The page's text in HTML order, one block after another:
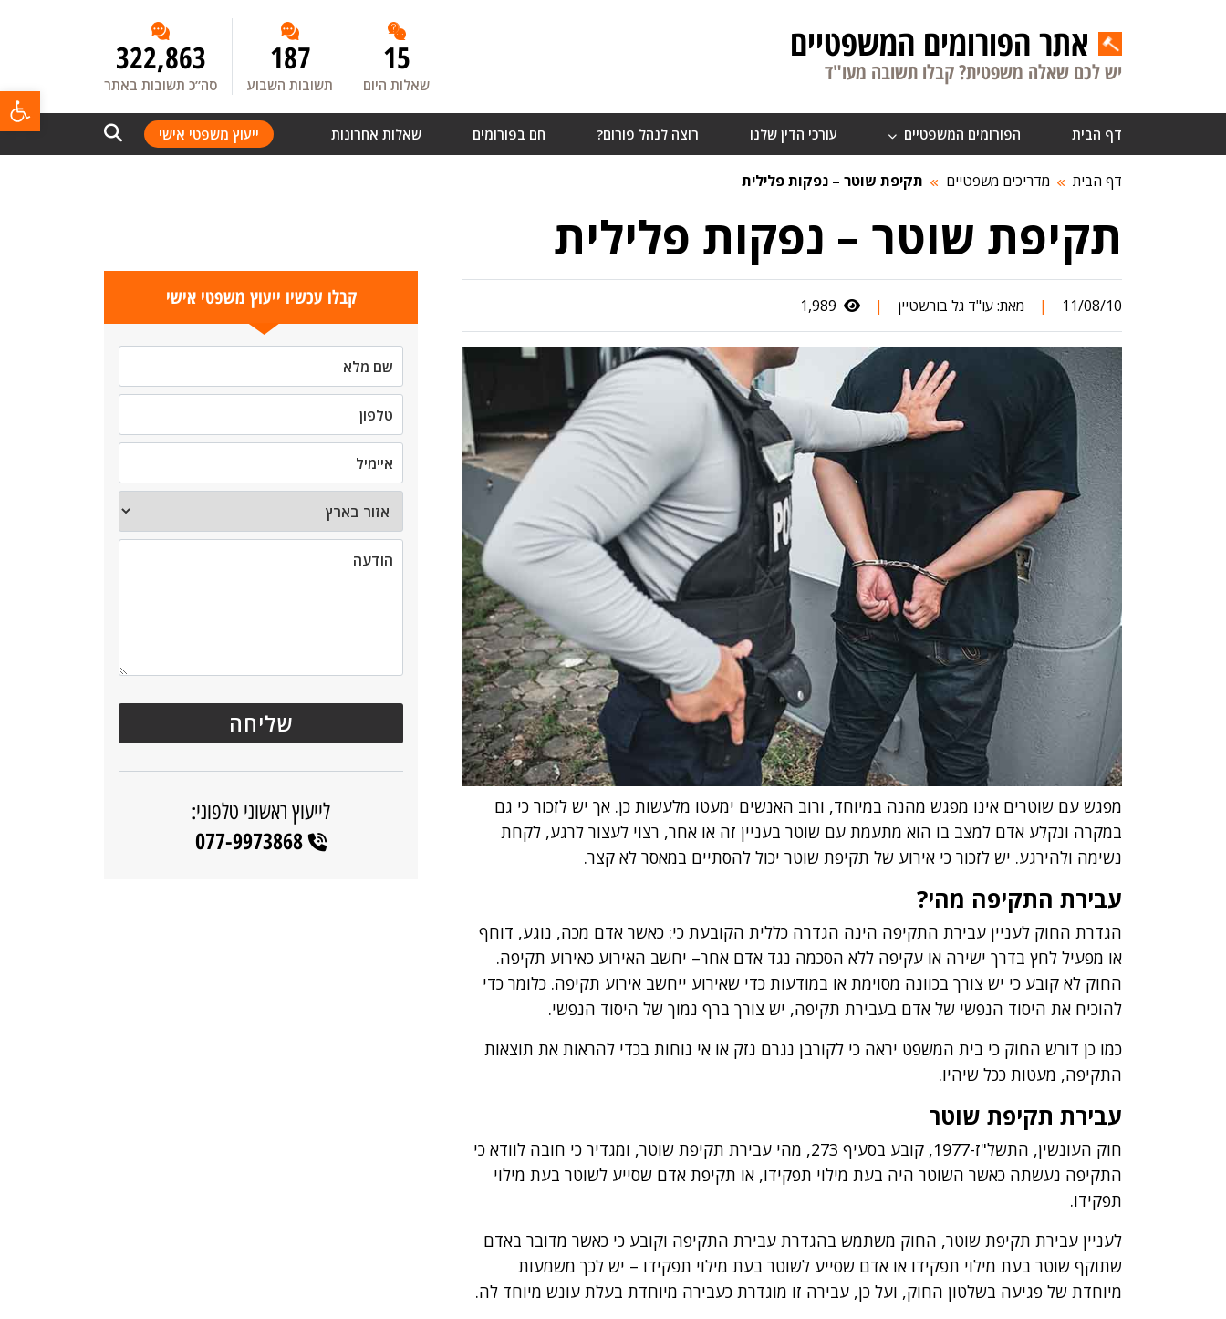
אתר הפורומים המשפטיים
יש לכם שאלה משפטית? קבלו תשובה מעו"ד 15
שאלות היום
187
תשובות השבוע
322,863
סה”כ תשובות באתר
דף הבית הפורומים המשפטיים עורכי הדין שלנו רוצה לנהל פורום? חם בפורומים שאלות אחרונות ייעוץ משפטי אישי
דף הבית מדריכים משפטיים תקיפת שוטר – נפקות פלילית
תקיפת שוטר – נפקות פלילית
11/08/10
| מאת:עו"ד גל בורשטיין |
מפגש עם שוטרים אינו מפגש מהנה במיוחד, ורוב האנשים ימעטו מלעשות כן. אך יש לזכור כי גם
במקרה ונקלע אדם למצב בו הוא מתעמת עם שוטר בעניין זה או אחר, רצוי לעצור לרגע, לקחת
נשימה ולהירגע. יש לזכור כי אירוע של תקיפת שוטר יכול להסתיים במאסר לא קצר.
עבירת התקיפה מהי?
הגדרת החוק לעניין עבירת התקיפה הינה הגדרה כללית הקובעת כי: כאשר אדם מכה, נוגע, דוחף
או מפעיל לחץ בדרך ישירה או עקיפה ללא הסכמה נגד אדם אחר– יחשב האירוע כאירוע תקיפה.
החוק לא קובע כי יש צורך בכוונה מסוימת או במודעות כדי שאירוע ייחשב אירוע תקיפה. כלומר כדי
להוכיח את היסוד הנפשי של אדם בעבירת תקיפה, יש צורך ברף נמוך של היסוד הנפשי.
כמו כן דורש החוק כי בית המשפט יראה כי לקורבן נגרם נזק או אי נוחות בכדי להראות את תוצאות
התקיפה, מעטות ככל שיהיו.
עבירת תקיפת שוטר
חוק העונשין, התשל"ז-1977, קובע בסעיף 273, מהי עבירת תקיפת שוטר, ומגדיר כי חובה לוודא כי
התקיפה נעשתה כאשר השוטר היה בעת מילוי תפקידו, או תקיפת אדם שסייע לשוטר בעת מילוי
תפקידו.
לעניין עבירת תקיפת שוטר, החוק משתמש בהגדרת עבירת התקיפה וקובע כי כאשר מדובר באדם
שתוקף שוטר בעת מילוי תפקידו או אדם שסייע לשוטר בעת מילוי תפקידו – יש לכך משמעות
מיוחדת של פגיעה בשלטון החוק, ועל כן, עבירה זו מוגדרת כעבירה מיוחדת בעלת עונש מיוחד לה.
קבלו עכשיו ייעוץ משפטי אישי
לייעוץ ראשוני טלפוני:
077-9973868